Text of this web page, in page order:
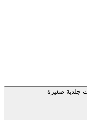
جلدية صغيرة